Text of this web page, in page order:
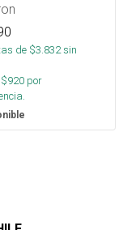
de $3.832sin
$920 por